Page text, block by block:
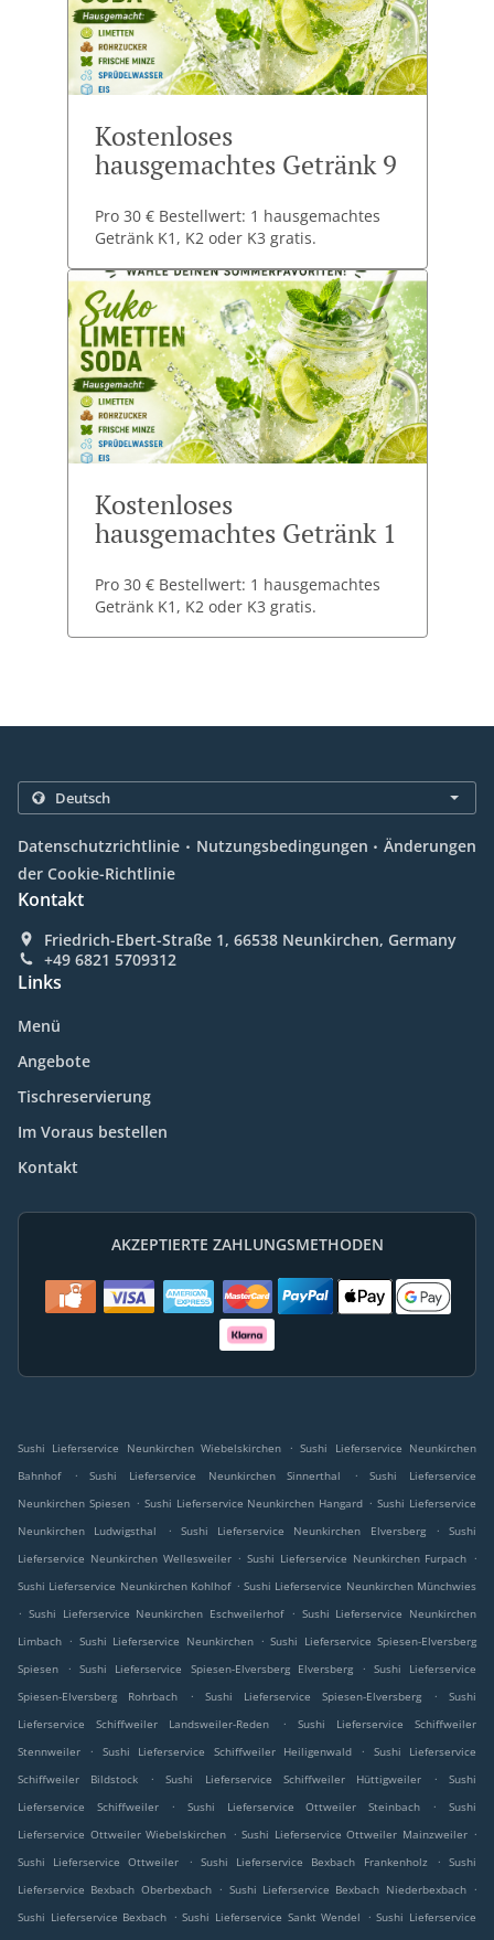
Kostenloses
hausgemachtes Getränk 9
Pro 30 € Bestellwert: 1 hausgemachtes
Getränk K1, K2 oder K3 gratis.
Kostenloses
hausgemachtes Getränk 1
Pro 30 € Bestellwert: 1 hausgemachtes
Getränk K1, K2 oder K3 gratis.
Datenschutzrichtlinie . Nutzungsbedingungen . Änderungen
der Cookie-Richtlinie
Kontakt
Friedrich-Ebert-Straße 1, 66538 Neunkirchen, Germany
+49 6821 5709312
Links
Menü
Angebote
Tischreservierung
Im Voraus bestellen
Kontakt
AKZEPTIERTE ZAHLUNGSMETHODEN
Sushi Lieferservice Neunkirchen Wiebelskirchen . Sushi Lieferservice Neunkirchen
Bahnhof
. Sushi Lieferservice Neunkirchen Sinnerthal .
Sushi Lieferservice
Neunkirchen Spiesen . Sushi Lieferservice Neunkirchen Hangard . Sushi Lieferservice
Neunkirchen Ludwigsthal
. Sushi Lieferservice Neunkirchen Elversberg .
Sushi
Lieferservice Neunkirchen Wellesweiler . Sushi Lieferservice Neunkirchen Furpach .
Sushi Lieferservice Neunkirchen Kohlhof . Sushi Lieferservice Neunkirchen Münchwies
. Sushi Lieferservice Neunkirchen Eschweilerhof . Sushi Lieferservice Neunkirchen
Limbach . Sushi Lieferservice Neunkirchen . Sushi Lieferservice Spiesen-Elversberg
Spiesen
. Sushi Lieferservice Spiesen-Elversberg Elversberg . Sushi Lieferservice
Spiesen-Elversberg Rohrbach
. Sushi Lieferservice Spiesen-Elversberg .
Sushi
Lieferservice Schiffweiler Landsweiler-Reden
.
Sushi Lieferservice Schiffweiler
Stennweiler
. Sushi Lieferservice Schiffweiler Heiligenwald .
Sushi Lieferservice
Schiffweiler Bildstock
. Sushi Lieferservice Schiffweiler Hüttigweiler .
Sushi
Lieferservice Schiffweiler
. Sushi Lieferservice Ottweiler Steinbach .
Sushi
Lieferservice Ottweiler Wiebelskirchen . Sushi Lieferservice Ottweiler Mainzweiler .
Sushi Lieferservice Ottweiler
. Sushi Lieferservice Bexbach Frankenholz . Sushi
Lieferservice Bexbach Oberbexbach . Sushi Lieferservice Bexbach Niederbexbach .
Sushi Lieferservice Bexbach . Sushi Lieferservice Sankt Wendel . Sushi Lieferservice